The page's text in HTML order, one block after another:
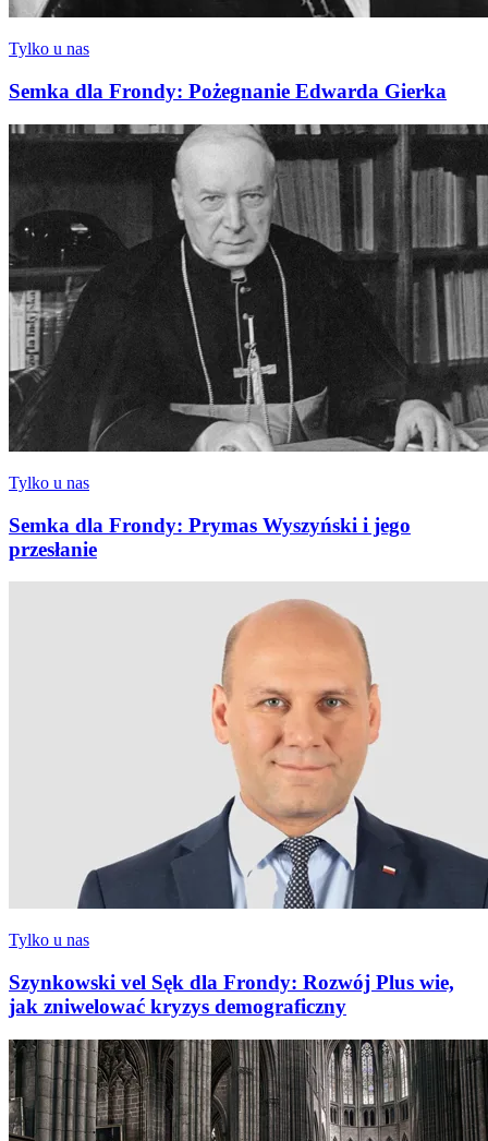
Tylko u nas
Semka dla Frondy: Pożegnanie Edwarda Gierka
Tylko u nas
Semka dla Frondy: Prymas Wyszyński i jego
przesłanie
Tylko u nas
Szynkowski vel Sęk dla Frondy: Rozwój Plus wie,
jak zniwelować kryzys demograficzny